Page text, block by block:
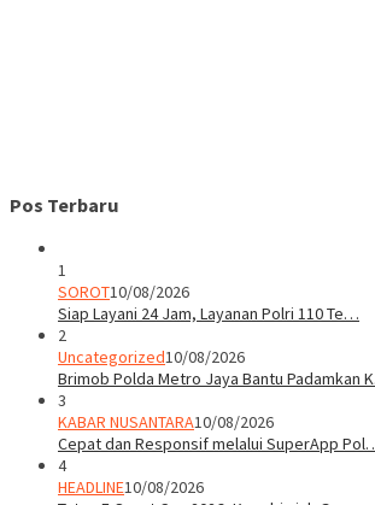
Pos Terbaru
1
SOROT10/08/2026
Siap Layani 24 Jam, Layanan Polri 110 Te…
2
Uncategorized10/08/2026
Brimob Polda Metro Jaya Bantu Padamkan
3
KABAR NUSANTARA10/08/2026
Cepat dan Responsif melalui SuperApp
4
HEADLINE10/08/2026